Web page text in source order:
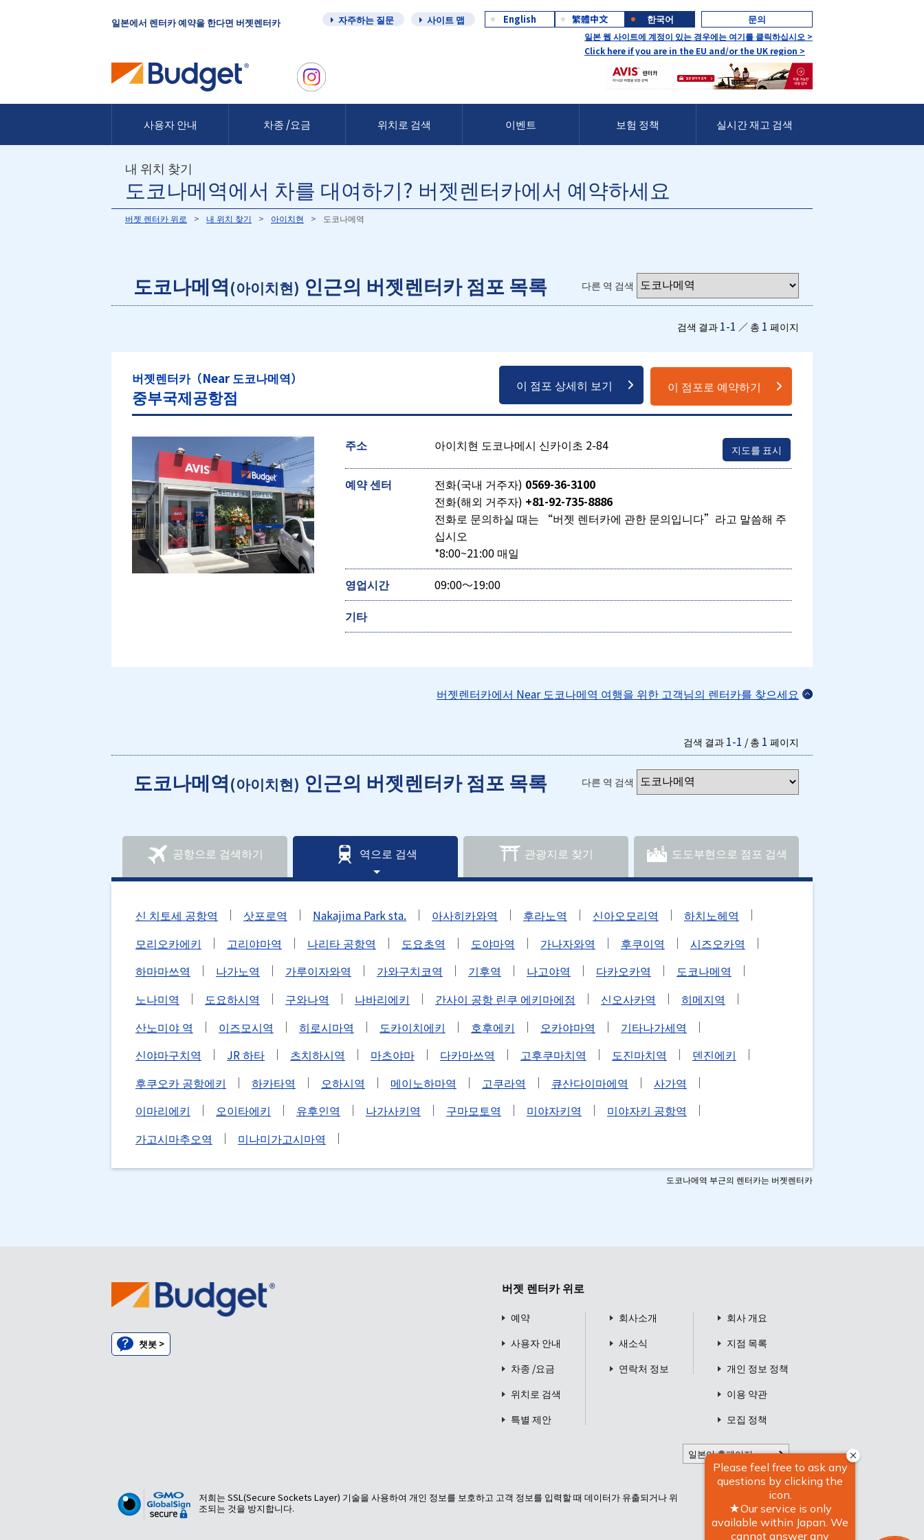
일본에서 렌터카 예약을 한다면 버젯렌터카 문의
English 繁體中文 한국어
자주하는 질문 사이트 맵
일본 웹 사이트에 계정이 있는 경우에는 여기를 클릭하십시오 >
Click here if you are in the EU and/or the UK region >
사용자 안내 차종 /요금 위치로 검색 이벤트 보험 정책 실시간 재고 검색
내 위치 찾기
도코나메역에서 차를 대여하기? 버젯렌터카에서 예약하세요
버젯 렌터카 위로 내 위치 찾기 아이치현 도코나메역
도코나메역(아이치현) 인근의 버젯렌터카 점포 목록 다른 역 검색
검색 결과 1-1 ／ 총 1 페이지
버젯렌터카（Near 도코나메역）
중부국제공항점
이 점포 상세히 보기 이 점포로 예약하기
주소 아이치현 도코나메시 신카이초 2-84 지도를 표시
예약 센터 전화(국내 거주자) 0569-36-3100
전화(해외 거주자) +81-92-735-8886
전화로 문의하실 때는 “버젯 렌터카에 관한 문의입니다”라고 말씀해 주
십시오
*8:00~21:00 매일
영업시간
09:00～19:00
기타
버젯렌터카에서 Near 도코나메역 여행을 위한 고객님의 렌터카를 찾으세요
검색 결과 1-1 / 총 1 페이지
도코나메역(아이치현) 인근의 버젯렌터카 점포 목록 다른 역 검색
공항으로 검색하기 역으로 검색 관광지로 찾기 도도부현으로 점포 검색
신 치토세 공항역 삿포로역 Nakajima Park sta. 아사히카와역 후라노역 신아오모리역
하치노헤역
모리오카에키
고리야마역 나리타 공항역 도요초역 도야마역 가나자와역 후쿠이역
시즈오카역
하마마쓰역
나가노역 가루이자와역 가와구치코역 기후역 나고야역 다카오카역
도코나메역
노나미역
도요하시역 구와나역 나바리에키 간사이 공항 린쿠 에키마에점 신오사카역
히메지역
산노미야 역
이즈모시역 히로시마역 도카이치에키 호후에키 오카야마역
기타나가세역
신야마구치역
JR 하타 츠치하시역 마츠야마 다카마쓰역 고후쿠마치역 도진마치역
덴진에키
후쿠오카 공항에키
하카타역 오하시역 메이노하마역 고쿠라역 큐산다이마에역
사가역
이마리에키
오이타에키 유후인역 나가사키역 구마모토역 미야자키역
미야자키 공항역
가고시마추오역
미나미가고시마역
도코나메역 부근의 렌터카는 버젯렌터카
챗봇 >
버젯 렌터카 위로
예약
사용자 안내
차종 /요금
위치로 검색
특별 제안
회사소개
새소식
연락처 정보
회사 개요
지점 목록
개인 정보 정책
이용 약관
모집 정책
일본어 홈페이지
저희는 SSL(Secure Sockets Layer) 기술을 사용하여 개인 정보를 보호하고 고객 정보를 입력할 때 데이터가 유출되거나 위
조되는 것을 방지합니다.